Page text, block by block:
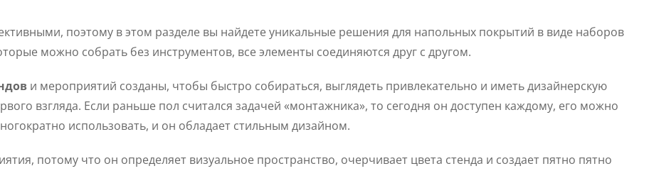
поэтому в этом разделе вы найдете уникальные решения для напольных покрытий в виде наборов
можно собрать без инструментов, все элементы соединяются друг с другом.
и мероприятий созданы, чтобы быстро собираться, выглядеть привлекательно и иметь дизайнерскую
взгляда. Если раньше пол считался задачей «монтажника», то сегодня он доступен каждому, его можно
использовать, и он обладает стильным дизайном.
потому что он определяет визуальное пространство, очерчивает цвета стенда и создает пятно пятно